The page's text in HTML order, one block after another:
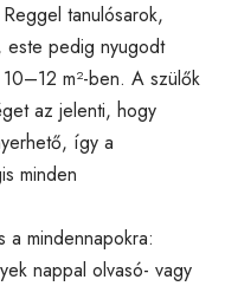
tanulósarok,
este pedig nyugodt
m²-ben. A szülők
az jelenti, hogy
így a
minden
a mindennapokra:
nappal olvasó- vagy